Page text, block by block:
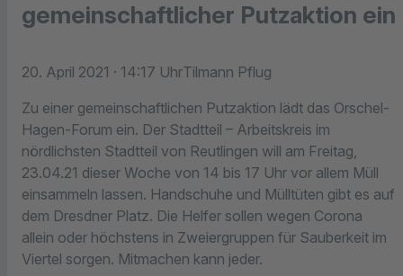
gemeinschaftlicher Putzaktion ein
20. April 2021 · 14:17 UhrTilmann Pflug
Zu einer gemeinschaftlichen Putzaktion lädt das Orschel-
Hagen-Forum ein. Der Stadtteil – Arbeitskreis im
nördlichsten Stadtteil von Reutlingen will am Freitag,
23.04.21 dieser Woche von 14 bis 17 Uhr vor allem Müll
einsammeln lassen. Handschuhe und Mülltüten gibt es auf
dem Dresdner Platz. Die Helfer sollen wegen Corona
allein oder höchstens in Zweiergruppen für Sauberkeit im
Viertel sorgen. Mitmachen kann jeder.